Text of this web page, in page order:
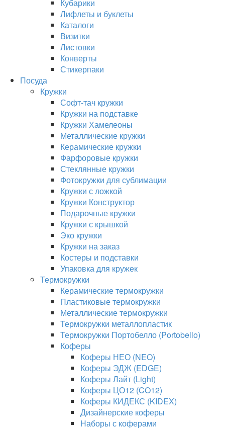
Кубарики
Лифлеты и буклеты
Каталоги
Визитки
Листовки
Конверты
Стикерпаки
Посуда
Кружки
Софт-тач кружки
Кружки на подставке
Кружки Хамелеоны
Металлические кружки
Керамические кружки
Фарфоровые кружки
Стеклянные кружки
Фотокружки для сублимации
Кружки с ложкой
Кружки Конструктор
Подарочные кружки
Кружки с крышкой
Эко кружки
Кружки на заказ
Костеры и подставки
Упаковка для кружек
Термокружки
Керамические термокружки
Пластиковые термокружки
Металлические термокружки
Термокружки металлопластик
Термокружки Портобелло (Portobello)
Коферы
Коферы НЕО (NEO)
Коферы ЭДЖ (EDGE)
Коферы Лайт (Light)
Коферы ЦО12 (CO12)
Коферы КИДЕКС (KIDEX)
Дизайнерские коферы
Наборы с коферами